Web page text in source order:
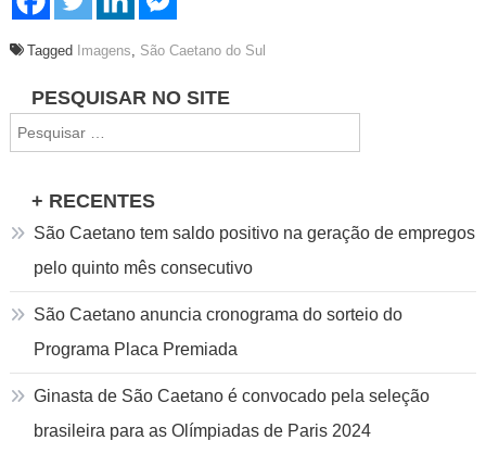
Tagged Imagens, São Caetano do Sul
Navegação
de
Post
PESQUISAR NO SITE
por:
+ RECENTES
São Caetano tem saldo positivo na geração de empregos
pelo quinto mês consecutivo
São Caetano anuncia cronograma do sorteio do
Programa Placa Premiada
Ginasta de São Caetano é convocado pela seleção
brasileira para as Olímpiadas de Paris 2024